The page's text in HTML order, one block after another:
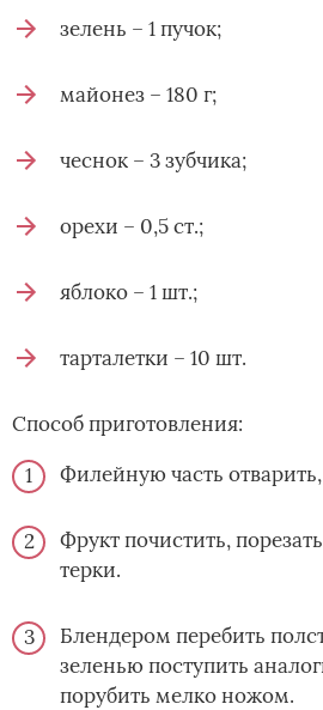
зелень – 1 пучок;
майонез – 180 г;
чеснок – 3 зубчика;
орехи – 0,5 ст.;
яблоко – 1 шт.;
тарталетки – 10 шт.
Способ приготовления:
Филейную часть
Фрукт почистить,
терки.
Блендером перебить
зеленью поступить
порубить мелко ножом.